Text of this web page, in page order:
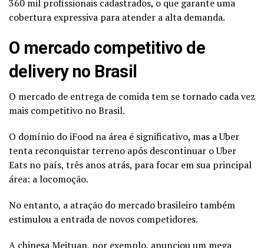
360 mil profissionais cadastrados, o que garante uma
cobertura expressiva para atender a alta demanda.
O mercado competitivo de
delivery no Brasil
O mercado de entrega de comida tem se tornado cada vez
mais competitivo no Brasil.
O domínio do iFood na área é significativo, mas a Uber
tenta reconquistar terreno após descontinuar o Uber
Eats no país, três anos atrás, para focar em sua principal
área: a locomoção.
No entanto, a atração do mercado brasileiro também
estimulou a entrada de novos competidores.
A chinesa Meituan, por exemplo, anunciou um mega